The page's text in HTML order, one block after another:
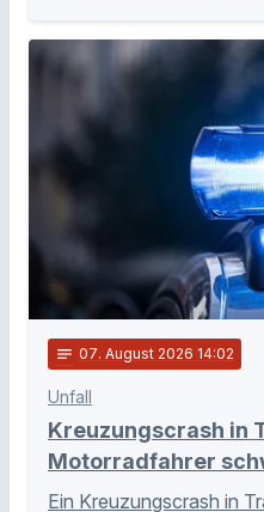
notes 07. August 2026 14:02
Unfall
Kreuzungscrash in
Motorradfahrer
Ein Kreuzungscrash in